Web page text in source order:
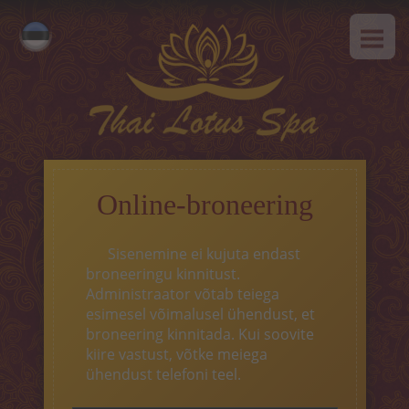
Русский
MEIST
Tai massaaz
Klassikaline massaaz
SPAa-programmid
Tai-programmid
Näohooldus
Online-broneering
Sisenemine ei kujuta endast
broneeringu kinnitust.
Administraator võtab teiega
esimesel võimalusel ühendust, et
broneering kinnitada. Kui soovite
kiire vastust, võtke meiega
ühendust telefoni teel.